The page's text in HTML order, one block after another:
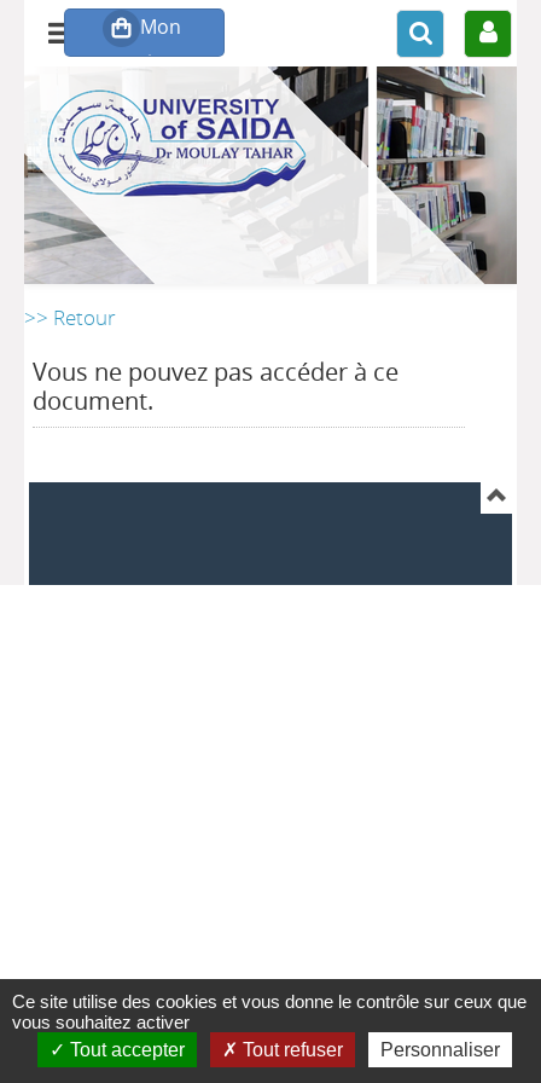
>> Retour
Vous ne pouvez pas accéder à ce
document.
Ce site utilise des cookies et vous donne le contrôle sur ceux que
vous souhaitez activer
Tout accepter
Tout refuser Personnaliser